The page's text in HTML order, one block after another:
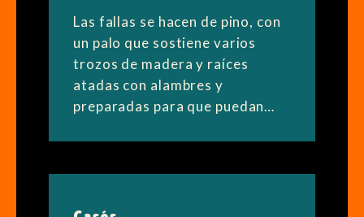
Las fallas se hacen de pino, con
un palo que sostiene varios
trozos de madera y raíces
atadas con alambres y
preparadas para que puedan…